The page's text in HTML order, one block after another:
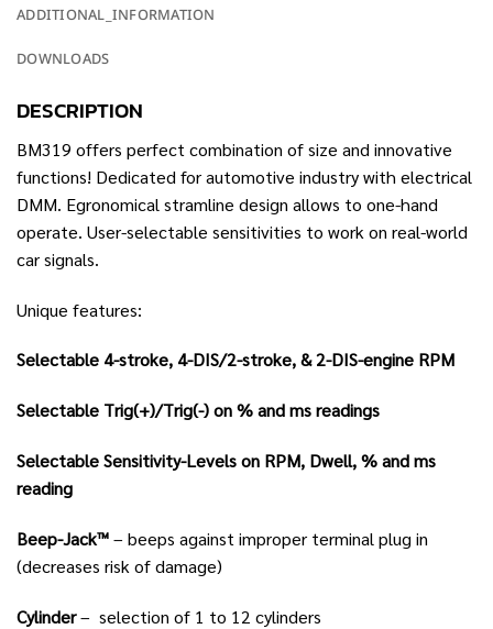
ADDITIONAL_INFORMATION
DOWNLOADS
DESCRIPTION
BM319 offers perfect combination of size and innovative
functions! Dedicated for automotive industry with electrical
DMM. Egronomical stramline design allows to one-hand
operate. User-selectable sensitivities to work on real-world
car signals.
Unique features:
Selectable 4-stroke, 4-DIS/2-stroke, & 2-DIS-engine RPM
Selectable Trig(+)/Trig(-) on % and ms readings
SelectableSensitivity-Levels on RPM, Dwell, % and ms
reading
Beep-Jack™– beeps against improper terminal plug in
(decreases risk of damage)
Cylinder– selection of 1 to 12 cylinders